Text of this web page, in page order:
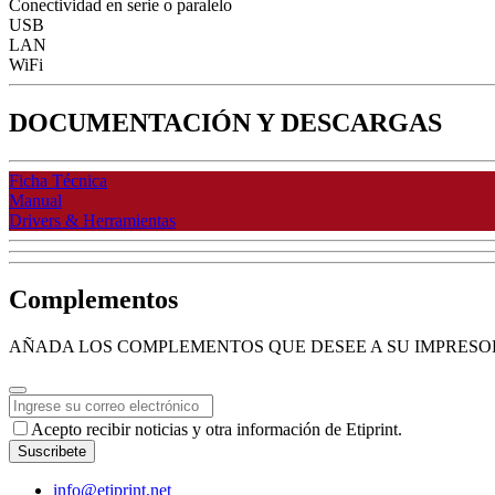
Conectividad en serie o paralelo
USB
LAN
WiFi
DOCUMENTACIÓN Y DESCARGAS
Ficha Técnica
Manual
Drivers & Herramientas
Complementos
AÑADA LOS COMPLEMENTOS QUE DESEE A SU
Your
Website*
Acepto recibir noticias y otra información de Etiprint.
Suscribete
info@etiprint.net